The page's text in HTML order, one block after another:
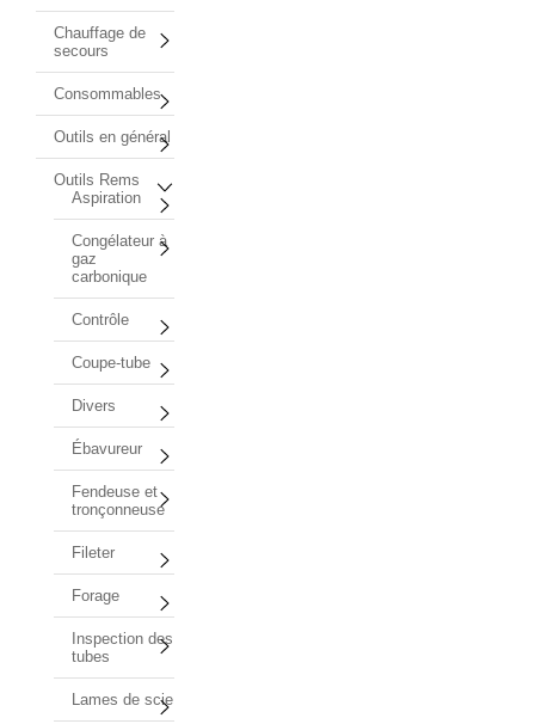
Chauffage de
secours
Consommables
Outils en général
Outils Rems
Aspiration
Congélateur à
gaz
carbonique
Contrôle
Coupe-tube
Divers
Ébavureur
Fendeuse et
tronçonneuse
Fileter
Forage
Inspection des
tubes
Lames de scie